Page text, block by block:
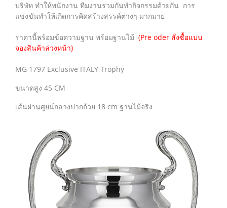
บริษัท ทำให้พนักงาน ทีมงานร่วมกันทำกิจกรรมด้วยกัน การ
แข่งขันทำให้เกิดการคิดสร้างสรรค์ต่างๆ มากมาย
ราคานี้พร้อมข้อความฐาน พร้อมฐานไม้ (Pre oder สั่งซื้อแบบ
จองสินค้าล่วงหน้า)
MG 1797 Exclusive ITALY Trophy
ขนาดสูง 45 CM
เส้นผ่านศูยน์กลางปากถ้วย 18 cm ฐานไม้จริง